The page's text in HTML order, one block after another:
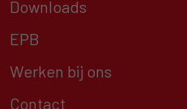
Downloads
EPB
Werken bij ons
Contact